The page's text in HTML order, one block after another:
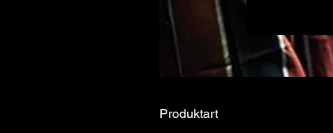
polyvalents et
chaleureux et complexe. Paiste :
Produktart